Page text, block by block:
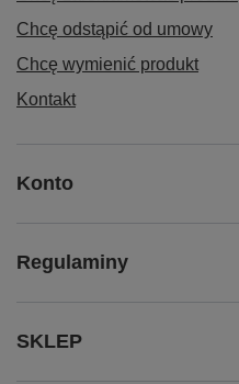
Chcę odstąpić od umowy
Chcę wymienić produkt
Kontakt
Konto
Regulaminy
SKLEP